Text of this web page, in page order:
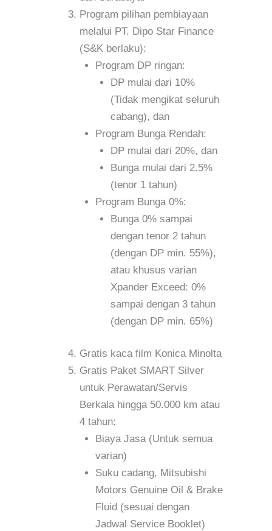
Program pilihan pembiayaan
melalui PT. Dipo Star Finance
(S&K berlaku):
Program DP ringan:
DP mulai dari 10%
(Tidak mengikat seluruh
cabang), dan
Program Bunga Rendah:
DP mulai dari 20%, dan
Bunga mulai dari 2.5%
(tenor 1 tahun)
Program Bunga 0%:
Bunga 0% sampai
dengan tenor 2 tahun
(dengan DP min. 55%),
atau khusus varian
Xpander Exceed: 0%
sampai dengan 3 tahun
(dengan DP min. 65%)
Gratis kaca film Konica Minolta
Gratis Paket SMART Silver
untuk Perawatan/Servis
Berkala hingga 50.000 km atau
4 tahun:
Biaya Jasa (Untuk semua
varian)
Suku cadang, Mitsubishi
Motors Genuine Oil & Brake
Fluid (sesuai dengan
Jadwal Service Booklet)